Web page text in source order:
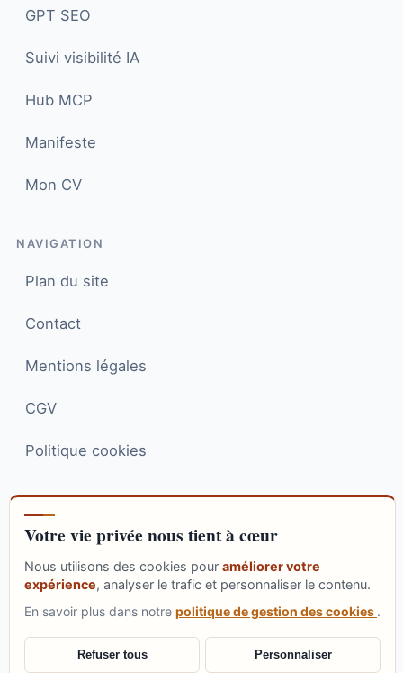
GPT SEO
Suivi visibilité IA
Hub MCP
Manifeste
Mon CV
NAVIGATION
Plan du site
Contact
Mentions légales
CGV
Politique cookies
X
© 2026 Julien Gourdon. Tous droits réservés.
Votre vie privée nous tient à cœur
Nous utilisons des cookies pour améliorer votre
expérience, analyser le trafic et personnaliser le contenu.
En savoir plus dans notre politique de gestion des cookies .
Refuser tous Personnaliser
Juju bot
Posez-moi vos questions
Gourdon. Je peux répondre à vos
questions sur le SEO et l'intelligence
artificielle en me basant sur le contenu